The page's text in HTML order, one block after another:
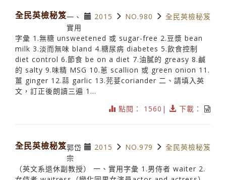
全民英檢秘笈 2015 NO.980 全民英檢秘笈
一、
實用
字彙 1.無糖 unsweetened 或 sugar-free 2.豆漿 bean
milk 3.淡而無味 bland 4.糖尿病 diabetes 5.飲食控制
diet control 6.節食 be on a diet 7.油膩的 greasy 8.鹹
的 salty 9.味精 MSG 10.蔥 scallion 或 green onion 11.
薑 ginger 12.蒜 garlic 13.芫荽coriander 二、請填入英
文，訂正後朗讀三遍 1...
點閱： 1560|
下載：
全民英檢秘笈 2015 NO.979 全民英檢秘笈
郭岱
宗
（英文系退休副教授） 一、實用字彙 1.男侍者 waiter 2.